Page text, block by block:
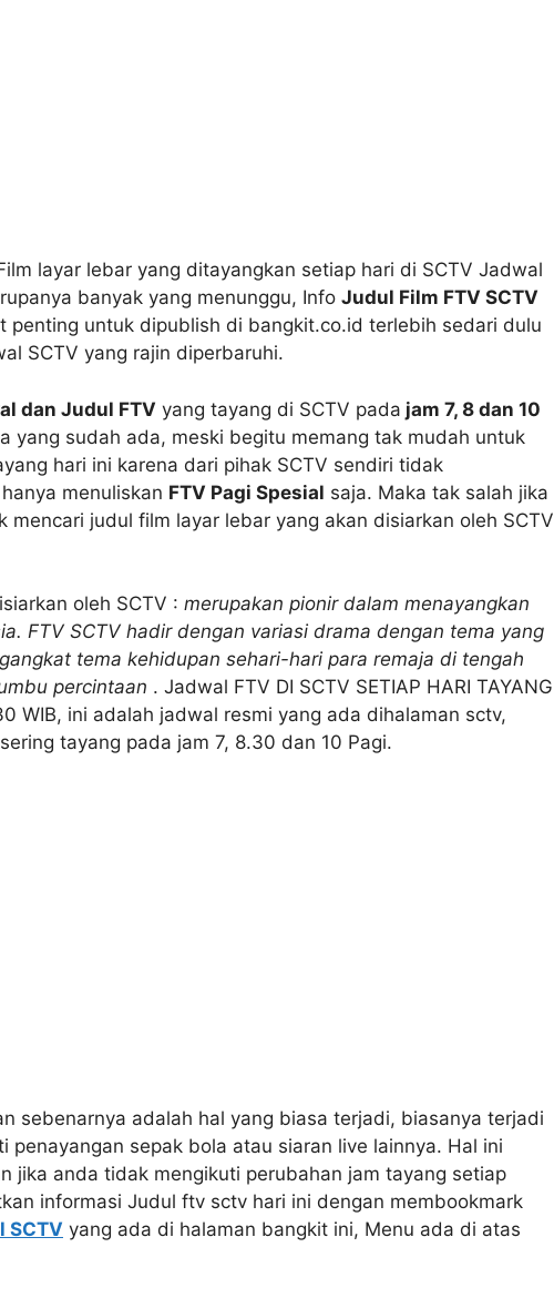
layar lebar yang ditayangkan setiap hari di SCTV Jadwal
banyak yang menunggu, Info Judul Film FTV SCTV
penting untuk dipublish di bangkit.co.id terlebih sedari dulu
SCTV yang rajin diperbaruhi.
dan Judul FTV yang tayang di SCTV pada jam 7, 8 dan 10
yang sudah ada, meski begitu memang tak mudah untuk
hari ini karena dari pihak SCTV sendiri tidak
menuliskan FTV Pagi Spesial saja. Maka tak salah jika
mencari judul film layar lebar yang akan disiarkan oleh SCTV
oleh SCTV : merupakan pionir dalam menayangkan
FTV SCTV hadir dengan variasi drama dengan tema yang
tema kehidupan sehari-hari para remaja di tengah
percintaan . Jadwal FTV DI SCTV SETIAP HARI TAYANG
WIB, ini adalah jadwal resmi yang ada dihalaman sctv,
tayang pada jam 7, 8.30 dan 10 Pagi.
sebenarnya adalah hal yang biasa terjadi, biasanya terjadi
penayangan sepak bola atau siaran live lainnya. Hal ini
jika anda tidak mengikuti perubahan jam tayang setiap
informasi Judul ftv sctv hari ini dengan membookmark
SCTV yang ada di halaman bangkit ini, Menu ada di atas